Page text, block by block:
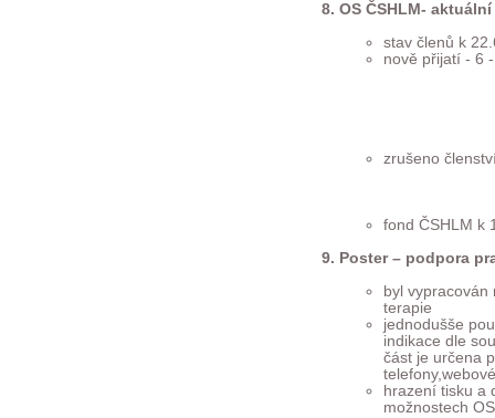
OS ČSHLM-
stav členů k
nově přijatí - 6
zrušeno
fond ČSHLM k
Poster – podpora
byl
terapie
jednodušše
indikace dle
část je určena
hrazení tisku a
možnostech